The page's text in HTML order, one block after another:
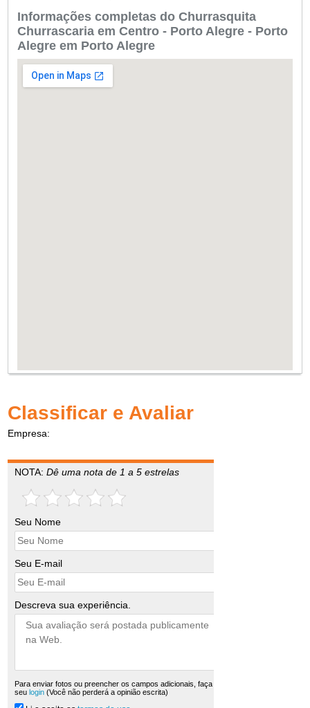
Informações completas do Churrasquita
Churrascaria em Centro - Porto Alegre - Porto
Alegre em Porto Alegre